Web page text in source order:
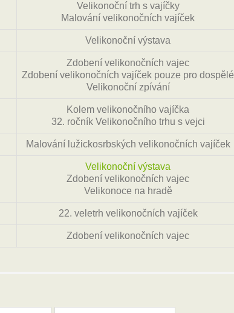
Velikonoční trh s vajíčky
Malování velikonočních vajíček
Velikonoční výstava
Zdobení velikonočních vajec
Zdobení velikonočních vajíček pouze pro dospělé
Velikonoční zpívání
Kolem velikonočního vajíčka
32. ročník Velikonočního trhu s vejci
Malování lužickosrbských velikonočních vajíček
Velikonoční výstava
Zdobení velikonočních vajec
Velikonoce na hradě
22. veletrh velikonočních vajíček
Zdobení velikonočních vajec